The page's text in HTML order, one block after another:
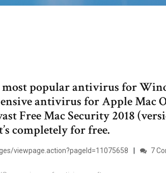
most popular antivirus for
antivirus for Apple Mac
Free Mac Security 2018
completely for free.
viewpage.action?pageId=11075658 7